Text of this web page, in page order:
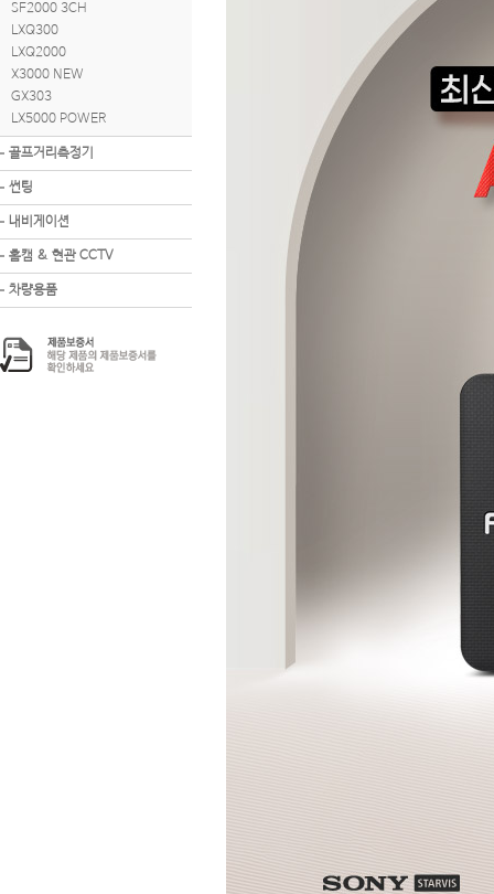
SF2000 3CH
LXQ300
LXQ2000
X3000 NEW
GX303
LX5000 POWER
골프거리측정기
썬팅
내비게이션
홈캠 & 현관 CCTV
차량용품